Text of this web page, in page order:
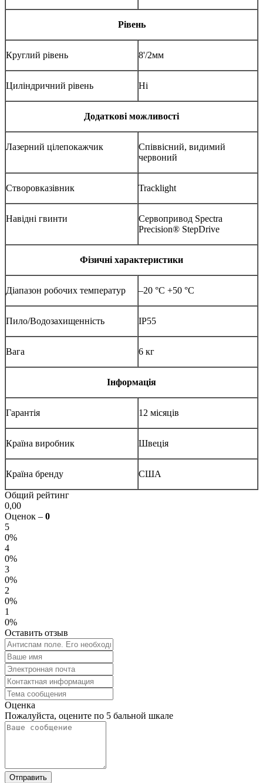
Рівень
Круглий рівень 8'/2мм
Циліндричний рівень Ні
Додаткові можливості
Лазерний цілепокажчик
Співвісний, видимий
червоний
Створовказівник Tracklight
Навідні гвинти
Сервопривод Spectra
Precision® StepDrive
Фізичні характеристики
Діапазон робочих температур –20 °C +50 °C
Пило/Водозахищенність IP55
Вага 6 кг
Інформація
Гарантія 12 місяців
Країна виробник Швеція
Країна бренду США
Общий рейтинг
0,00
Оценок – 0
5
0%
4
0%
3
0%
2
0%
1
0%
Оставить отзыв
Оценка
Пожалуйста, оцените по 5 бальной шкале